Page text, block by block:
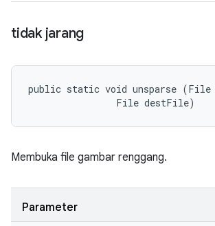
tidak jarang
public static void unsparse (File
                File destFile)
Membuka file gambar renggang.
Parameter